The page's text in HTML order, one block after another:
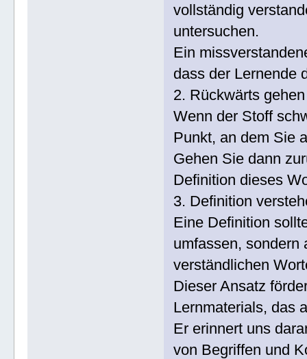
vollständig
untersuchen.
Ein
dass der Lernende
2. Rückwärts
Wenn der Stoff
Punkt, an dem Sie
Gehen Sie dann
Definition dieses
3. Definition
Eine Definition
umfassen, sondern
verständlichen
Dieser Ansatz
Lernmaterials, das
Er erinnert uns
von Begriffen und